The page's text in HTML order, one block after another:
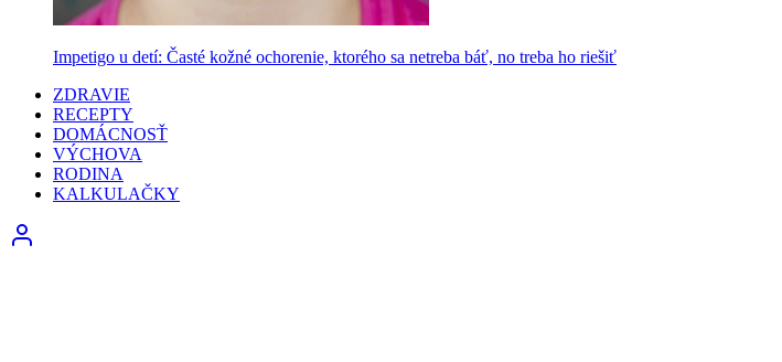
Impetigo u detí: Časté kožné ochorenie, ktorého sa netreba báť, no treba ho riešiť
ZDRAVIE
RECEPTY
DOMÁCNOSŤ
VÝCHOVA
RODINA
KALKULAČKY